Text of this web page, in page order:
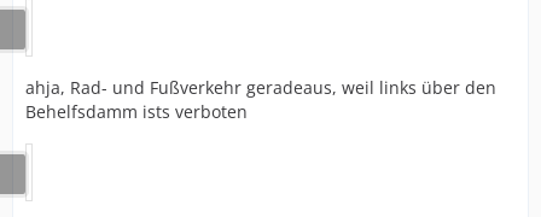
ahja, Rad- und Fußverkehr geradeaus, weil links über den
Behelfsdamm ists verboten